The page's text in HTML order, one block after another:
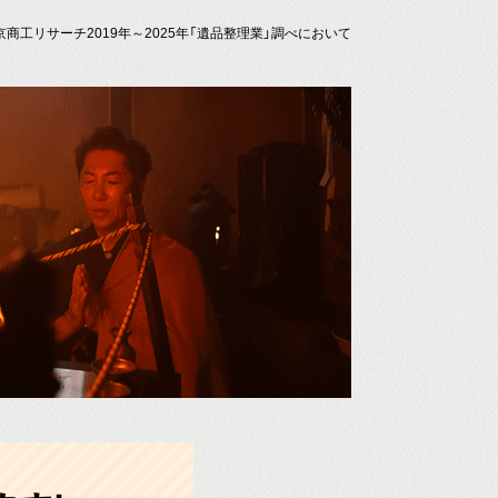
工リサーチ2019年～2025年「遺品整理業」調べにおいて